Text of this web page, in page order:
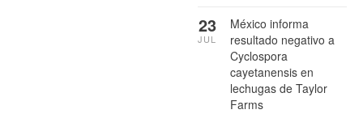
México informa
resultado negativo a
Cyclospora
cayetanensis en
lechugas de Taylor
Farms
23
JUL